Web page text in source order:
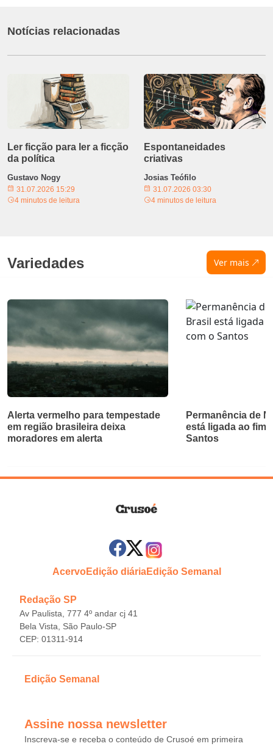
Notícias relacionadas
Ler ficção para ler a ficção
da política
Gustavo Nogy
31.07.2026 15:29
4 minutos de leitura
Espontaneidades
criativas
Josias Teófilo
31.07.2026 03:30
4 minutos de leitura
Variedades Ver mais
Alerta vermelho para tempestade
em região brasileira deixa
moradores em alerta
Permanência de
está ligada ao fim
Santos
AcervoEdição diáriaEdição Semanal
Redação SP
Av Paulista, 777 4º andar cj 41
Bela Vista, São Paulo-SP
CEP: 01311-914
Edição Semanal
Assine nossa newsletter
Inscreva-se e receba o conteúdo de Crusoé em primeira